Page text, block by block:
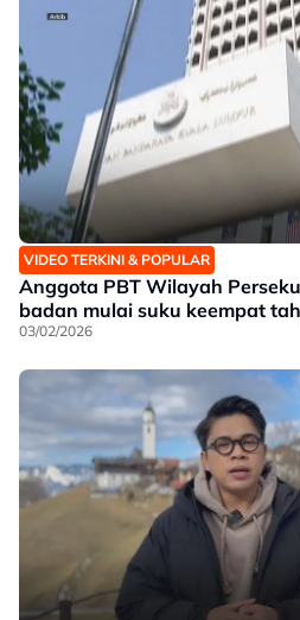
VIDEO TERKINI & POPULAR
Anggota PBT Wilayah
badan mulai suku keempat
03/02/2026